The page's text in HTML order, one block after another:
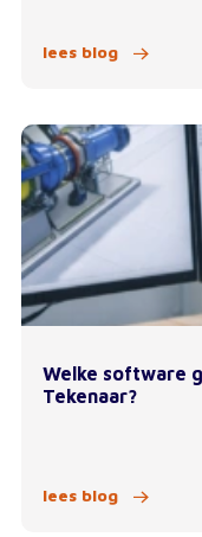
lees blog
Welke software
Tekenaar?
lees blog